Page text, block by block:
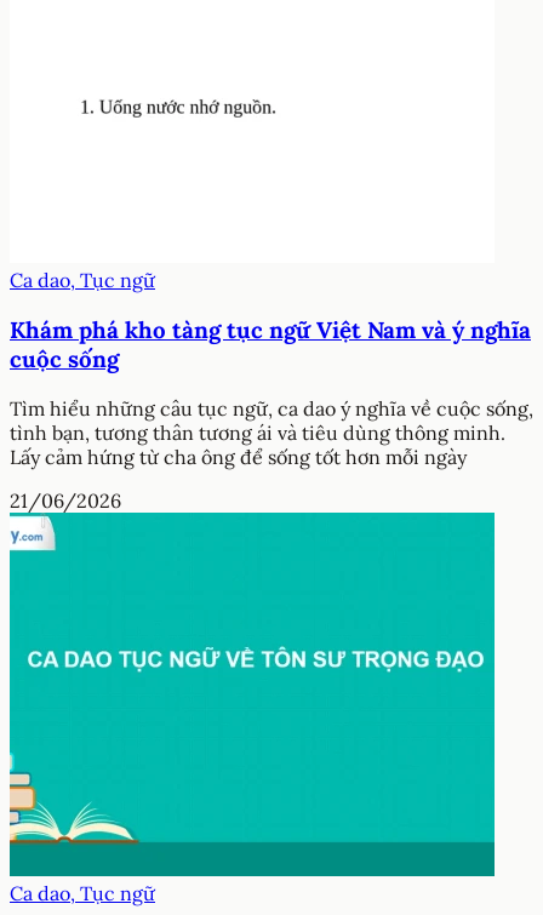
Ca dao, Tục ngữ
Khám phá kho tàng tục ngữ Việt Nam và ý nghĩa
cuộc sống
Tìm hiểu những câu tục ngữ, ca dao ý nghĩa về cuộc sống,
tình bạn, tương thân tương ái và tiêu dùng thông minh.
Lấy cảm hứng từ cha ông để sống tốt hơn mỗi ngày
21/06/2026
Ca dao, Tục ngữ